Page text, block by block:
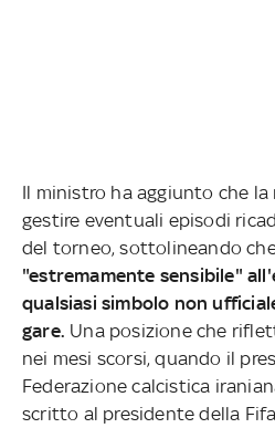
Il ministro ha aggiunto che
gestire eventuali episodi
del torneo, sottolineando
"estremamente sensibile"
qualsiasi simbolo non
gare. Una posizione che
nei mesi scorsi, quando il
Federazione calcistica
scritto al presidente della